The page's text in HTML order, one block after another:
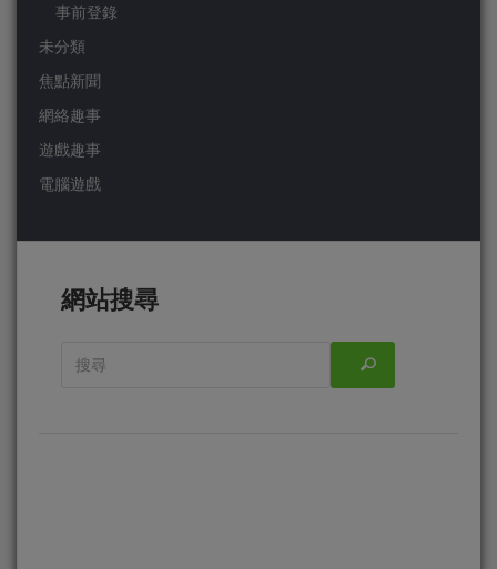
事前登錄
未分類
焦點新聞
網絡趣事
遊戲趣事
電腦遊戲
網站搜尋